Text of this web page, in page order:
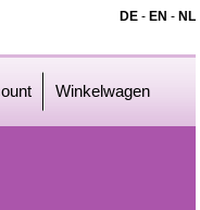
DE- EN - NL
Winkelwagen